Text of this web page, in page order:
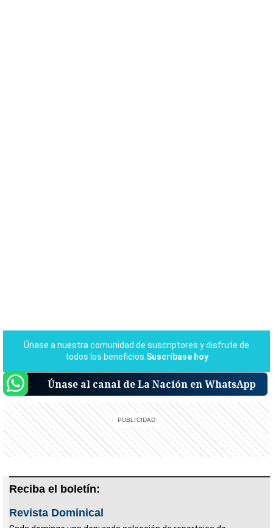
Únase al canal de La Nación en WhatsApp
Reciba el boletín:
Revista Dominical